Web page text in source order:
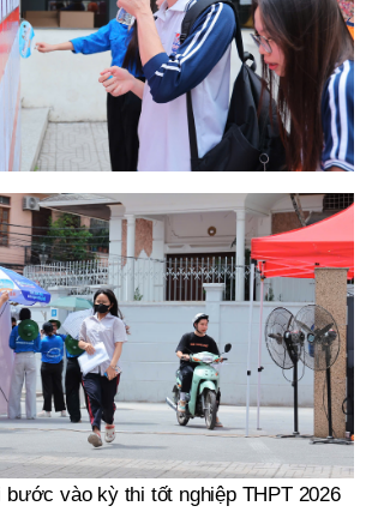
bước vào kỳ thi tốt nghiệp THPT 2026